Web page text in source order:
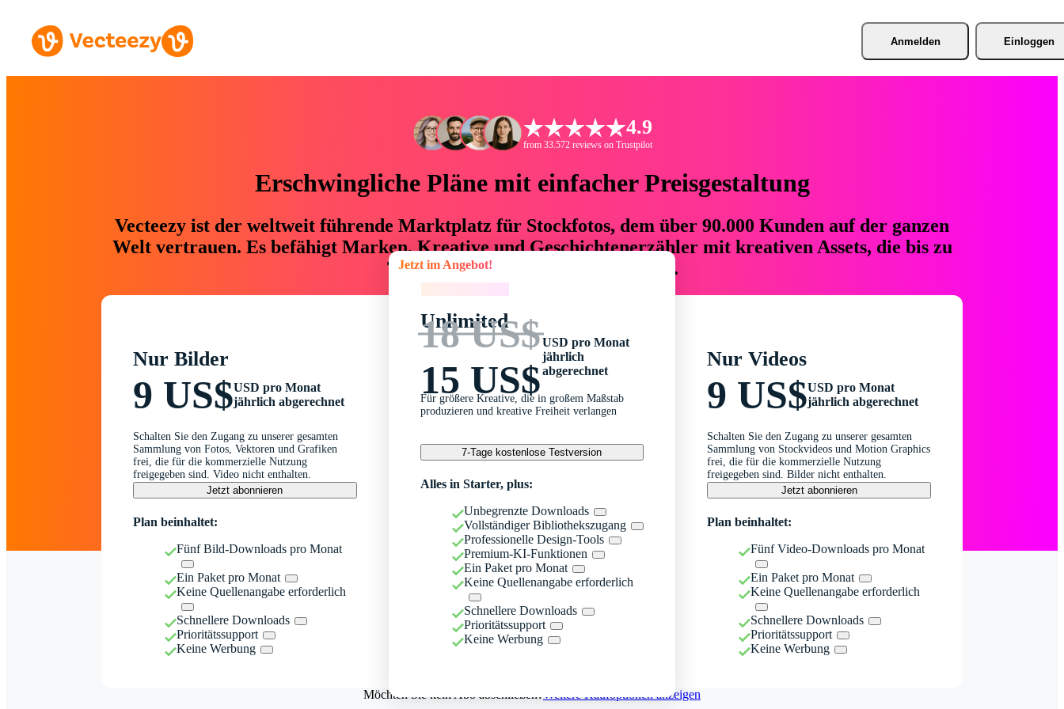
Anmelden Einloggen
4.9
from 33.572 reviews on Trustpilot
Erschwingliche Pläne mit einfacher Preisgestaltung
Vecteezy ist der weltweit führende Marktplatz für Stockfotos, dem über 90.000 Kunden auf der ganzen
Welt vertrauen. Es befähigt Marken, Kreative und Geschichtenerzähler mit kreativen Assets, die bis zu
76 % an Zeit und Budget einsparen.
Nur Bilder
9 US$USD pro Monat
jährlich abgerechnet
Schalten Sie den Zugang zu unserer gesamten
Sammlung von Fotos, Vektoren und Grafiken
frei, die für die kommerzielle Nutzung
freigegeben sind. Video nicht enthalten.
Jetzt abonnieren
Plan beinhaltet:
Fünf Bild-Downloads pro Monat
Ein Paket pro Monat
Keine Quellenangabe erforderlich
Schnellere Downloads
Prioritätssupport
Keine Werbung
Jetzt im Angebot!
Unlimited
18 US$
15 US$
USD pro Monat
jährlich
abgerechnet
Für größere Kreative, die in großem Maßstab
produzieren und kreative Freiheit verlangen
7-Tage kostenlose Testversion
Alles in Starter, plus:
Unbegrenzte Downloads
Vollständiger Bibliothekszugang
Professionelle Design-Tools
Premium-KI-Funktionen
Ein Paket pro Monat
Keine Quellenangabe erforderlich
Schnellere Downloads
Prioritätssupport
Keine Werbung
Nur Videos
9 US$USD pro Monat
jährlich abgerechnet
Schalten Sie den Zugang zu unserer gesamten
Sammlung von Stockvideos und Motion Graphics
frei, die für die kommerzielle Nutzung
freigegeben sind. Bilder nicht enthalten.
Jetzt abonnieren
Plan beinhaltet:
Fünf Video-Downloads pro Monat
Ein Paket pro Monat
Keine Quellenangabe erforderlich
Schnellere Downloads
Prioritätssupport
Keine Werbung
Möchten Sie kein Abo abschließen?Weitere Kaufoptionen anzeigen